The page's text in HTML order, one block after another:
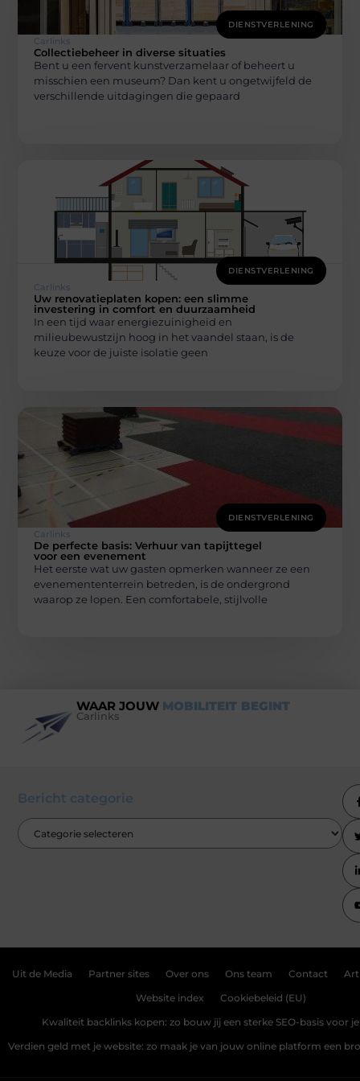
DIENSTVERLENING
Carlinks
Collectiebeheer in diverse situaties
Bent u een fervent kunstverzamelaar of beheert u
misschien een museum? Dan kent u ongetwijfeld de
verschillende uitdagingen die gepaard
DIENSTVERLENING
Carlinks
Uw renovatieplaten kopen: een slimme
investering in comfort en duurzaamheid
In een tijd waar energiezuinigheid en
milieubewustzijn hoog in het vaandel staan, is de
keuze voor de juiste isolatie geen
DIENSTVERLENING
Carlinks
De perfecte basis: Verhuur van tapijttegel
voor een evenement
Het eerste wat uw gasten opmerken wanneer ze een
evenemententerrein betreden, is de ondergrond
waarop ze lopen. Een comfortabele, stijlvolle
WAAR JOUW MOBILITEIT BEGINT
Carlinks
Bericht categorie
Uit de Media Partner sites Over ons Ons team Contact
Website index Cookiebeleid (EU)
Kwaliteit backlinks kopen: zo bouw jij een sterke SEO-basis voor
Verdien geld met je website: zo maak je van jouw online platform een